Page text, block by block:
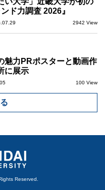
ド力調査 2026』
2942 View
魅力PRポスターと動画作
に展示
100 View
Reserved.